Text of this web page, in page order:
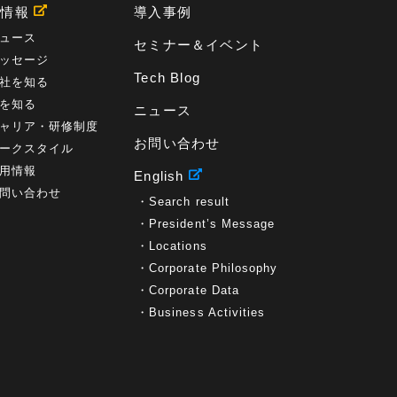
報
ース
セージ
を知る
知る
リア・研修制度
クスタイル
情報
い合わせ
導入事例
セミナー＆イベント
Tech Blog
ニュース
お問い合わせ
English
Search result
President’s Message
Locations
Corporate Philosophy
Corporate Data
Business Activities